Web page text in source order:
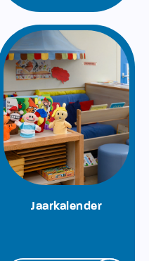
Jaarkalender